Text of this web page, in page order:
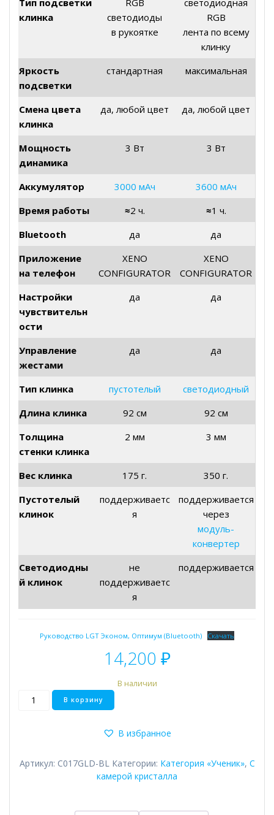
клинка
светодиоды
в рукоятке
RGB
лента по всему
клинку
Яркость
подсветки
стандартная максимальная
Смена цвета
клинка
да, любой цвет да, любой цвет
Мощность
динамика
3 Вт 3 Вт
Аккумулятор 3000 мАч
3600 мАч
Время работы
≈2 ч. ≈1 ч.
Bluetooth
да
да
Приложение
на телефон
XENO
CONFIGURATOR
XENO
CONFIGURATOR
Настройки
чувствительн
ости
да да
Управление
жестами
да да
Тип клинка пустотелый
светодиодный
Длина клинка
92 см
92 см
Толщина
стенки клинка
2 мм 3 мм
Вес клинка 175 г.
350 г.
Пустотелый
клинок
поддерживаетс
я
поддерживается
через
модуль-
конвертер
Светодиодны
й клинок
не
поддерживаетс
я
поддерживается
Руководство LGT Эконом, Оптимум (Bluetooth) Скачать
14,200 ₽
В наличии
Количество
товара
В корзину
В избранное
Артикул: C017GLD-BL Категории: Категория «Ученик», С
камерой кристалла